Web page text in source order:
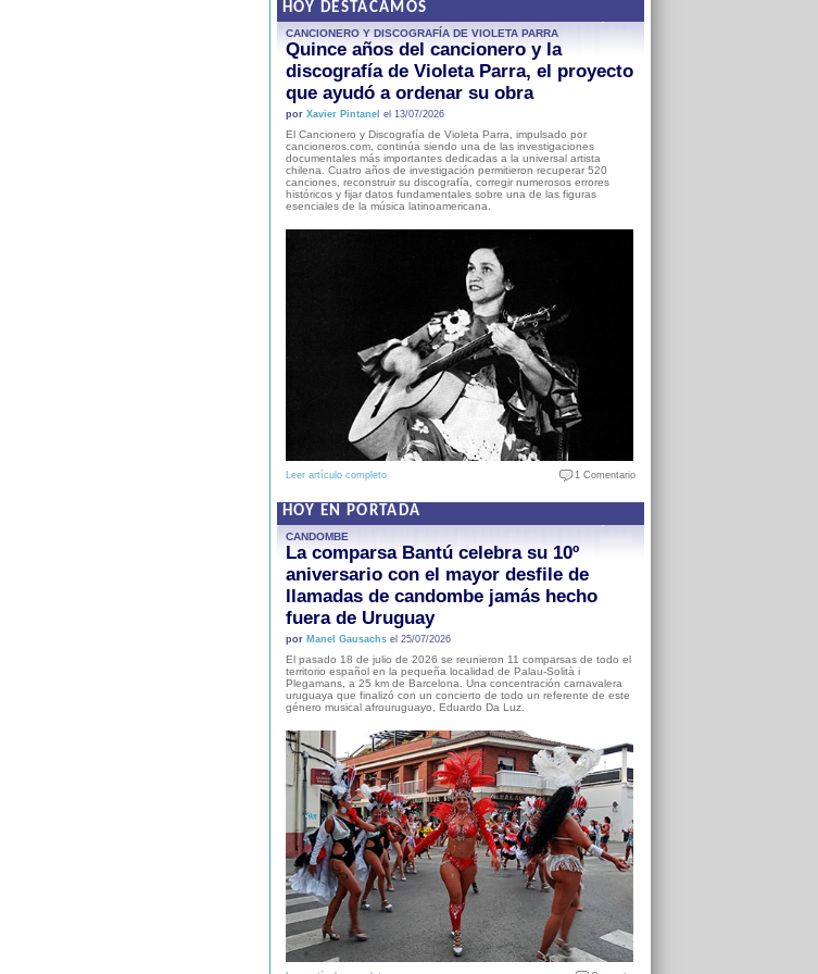
HOY DESTACAMOS
CANCIONERO Y DISCOGRAFÍA DE VIOLETA PARRA
Quince años del cancionero y la
discografía de Violeta Parra, el proyecto
que ayudó a ordenar su obra
por Xavier Pintanel el 13/07/2026
El Cancionero y Discografía de Violeta Parra, impulsado por
cancioneros.com, continúa siendo una de las investigaciones
documentales más importantes dedicadas a la universal artista
chilena. Cuatro años de investigación permitieron recuperar 520
canciones, reconstruir su discografía, corregir numerosos errores
históricos y fijar datos fundamentales sobre una de las figuras
esenciales de la música latinoamericana.
Leer artículo completo 1 Comentario
HOY EN PORTADA
CANDOMBE
La comparsa Bantú celebra su 10º
aniversario con el mayor desfile de
llamadas de candombe jamás hecho
fuera de Uruguay
por Manel Gausachsel 25/07/2026
El pasado 18 de julio de 2026 se reunieron 11 comparsas de todo el
territorio español en la pequeña localidad de Palau-Solità i
Plegamans, a 25 km de Barcelona. Una concentración carnavalera
uruguaya que finalizó con un concierto de todo un referente de este
género musical afrouruguayo, Eduardo Da Luz.